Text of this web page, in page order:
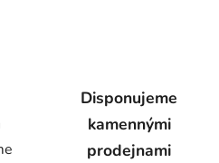
Disponujeme
kamennými
prodejnami